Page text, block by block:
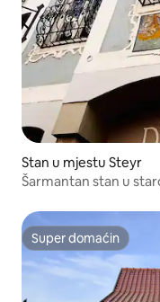
Stan u mjestu Steyr
Šarmantan stan u
Super domaćin
Super domaćin